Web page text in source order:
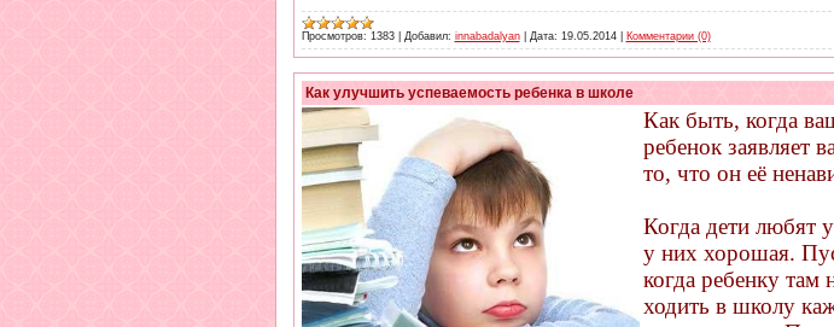
Просмотров: 1383 Добавил: innabadalyan Дата: 19.05.2014 Комментарии (0)
Как улучшить успеваемость ребенка в школе
Как быть, когда
ребенок заявляет
то, что он её
Когда дети любят
у них хорошая.
когда ребенку там
ходить в школу